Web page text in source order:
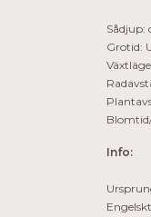
Sådjup:
Grotid:
Info: